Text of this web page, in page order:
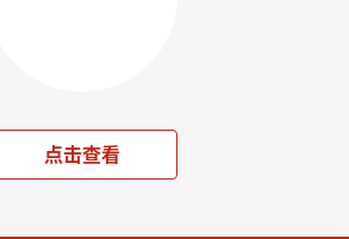
点击查看